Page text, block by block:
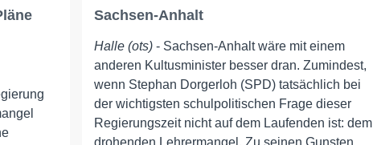
Sachsen-Anhalt
Halle (ots)- Sachsen-Anhalt wäre mit einem
anderen Kultusminister besser dran. Zumindest,
wenn Stephan Dorgerloh (SPD) tatsächlich bei
der wichtigsten schulpolitischen Frage dieser
Regierungszeit nicht auf dem Laufenden ist: dem
drohenden Lehrermangel. Zu seinen Gunsten